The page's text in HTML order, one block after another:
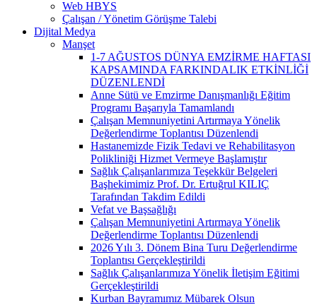
Web HBYS
Çalışan / Yönetim Görüşme Talebi
Dijital Medya
Manşet
1-7 AĞUSTOS DÜNYA EMZİRME HAFTASI
KAPSAMINDA FARKINDALIK ETKİNLİĞİ
DÜZENLENDİ
Anne Sütü ve Emzirme Danışmanlığı Eğitim
Programı Başarıyla Tamamlandı
Çalışan Memnuniyetini Artırmaya Yönelik
Değerlendirme Toplantısı Düzenlendi
Hastanemizde Fizik Tedavi ve Rehabilitasyon
Polikliniği Hizmet Vermeye Başlamıştır
Sağlık Çalışanlarımıza Teşekkür Belgeleri
Başhekimimiz Prof. Dr. Ertuğrul KILIÇ
Tarafından Takdim Edildi
Vefat ve Başsağlığı
Çalışan Memnuniyetini Artırmaya Yönelik
Değerlendirme Toplantısı Düzenlendi
2026 Yılı 3. Dönem Bina Turu Değerlendirme
Toplantısı Gerçekleştirildi
Sağlık Çalışanlarımıza Yönelik İletişim Eğitimi
Gerçekleştirildi
Kurban Bayramımız Mübarek Olsun